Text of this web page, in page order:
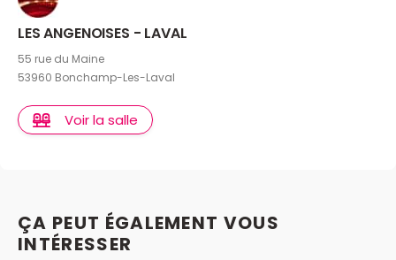
LES ANGENOISES - LAVAL
55 rue du Maine
53960 Bonchamp-Les-Laval
Voir la salle
ÇA PEUT ÉGALEMENT VOUS
INTÉRESSER